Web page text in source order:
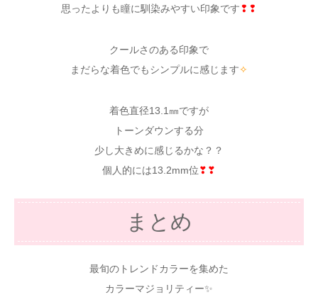
思ったよりも瞳に馴染みやすい印象です❢❢
クールさのある印象で
まだらな着色でもシンプルに感じます✧
着色直径13.1㎜ですが
トーンダウンする分
少し大きめに感じるかな？？
個人的には13.2mm位❣❣
まとめ
最旬のトレンドカラーを集めた
カラーマジョリティー✨